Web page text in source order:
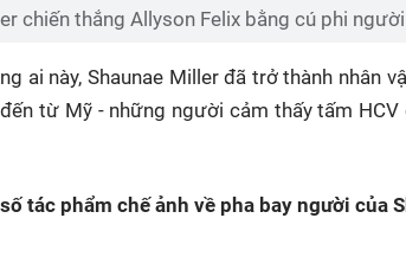
chiến thắng Allyson Felix bằng cú phi
ai này, Shaunae Miller đã trở thành nhân
từ Mỹ - những người cảm thấy tấm
tác phẩm chế ảnh về pha bay người của